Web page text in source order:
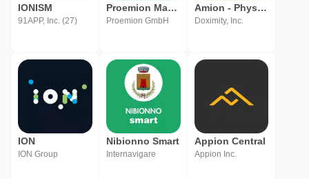
IONISM
91APP, Inc. (27)
Proemion Machine Companion
Proemion GmbH
Amion - Physician Calendar
Doximity, Inc.
ION
ION Group
Nibionno Smart
Internavigare
Appion Central
Appion Inc.